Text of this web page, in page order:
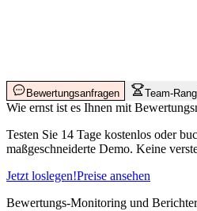
Bewertungsanfragen Team-
Wie ernst ist es Ihnen mit
Testen Sie 14 Tage kostenlos oder
maßgeschneiderte Demo. Keine
Jetzt loslegen!Preise ansehen
Bewertungs-Monitoring und